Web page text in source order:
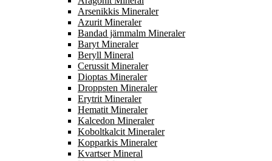
Arsenikkis Mineraler
Azurit Mineraler
Bandad järnmalm Mineraler
Baryt Mineraler
Beryll Mineral
Cerussit Mineraler
Dioptas Mineraler
Droppsten Mineraler
Erytrit Mineraler
Hematit Mineraler
Kalcedon Mineraler
Koboltkalcit Mineraler
Kopparkis Mineraler
Kvartser Mineral